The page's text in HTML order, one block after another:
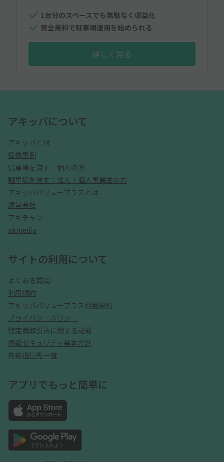
1台分のスペースでも無駄なく収益化
完全無料で駐車場運用を始められる
詳しく見る
アキッパについて
アキッパとは
提携事例
駐車場を貸す：個人の方
駐車場を貸す：法人・個人事業主の方
アキッパバリュープラスとは
運営会社
アキチャン
akipedia
サイトの利用について
よくある質問
利用規約
アキッパバリュープラス利用規約
プライバシーポリシー
特定商取引法に関する記載
情報セキュリティ基本方針
外部送信先一覧
アプリでもっと簡単に